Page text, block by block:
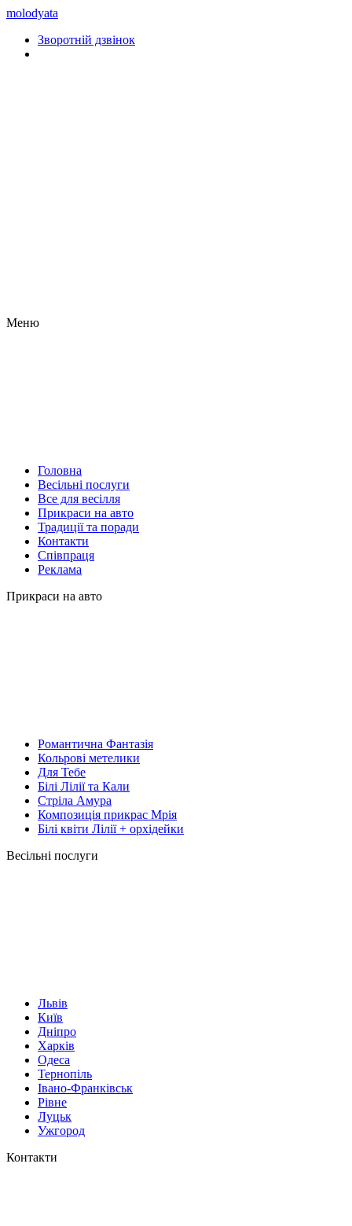
molodyata
Зворотній дзвінок
Меню
Головна
Весільні послуги
Все для весілля
Прикраси на авто
Традиції та поради
Контакти
Співпраця
Реклама
Прикраси на авто
Романтична Фантазія
Кольрові метелики
Для Тебе
Білі Лілії та Кали
Стріла Амура
Композиція прикрас Мрія
Білі квіти Лілії + орхідейки
Весільні послуги
Львів
Київ
Дніпро
Харків
Одеса
Тернопіль
Івано-Франківськ
Рівне
Луцьк
Ужгород
Контакти